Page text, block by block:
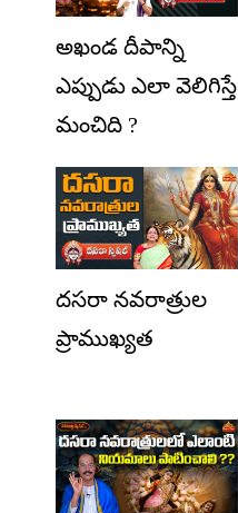
అఖండ దీపాన్ని
ఎప్పుడు ఎలా వెలిగిస్తే
మంచిది ?
దసరా నవరాత్రుల
ప్రాముఖ్యత